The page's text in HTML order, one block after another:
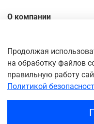
О компании
Доставка
Оплата
Личный кабинет
Продолжая
на обработку файлов
правильную работу
Политикой